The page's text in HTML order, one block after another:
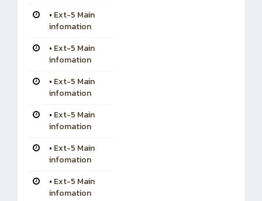
• Ext-5 Main
infomation
• Ext-5 Main
infomation
• Ext-5 Main
infomation
• Ext-5 Main
infomation
• Ext-5 Main
infomation
• Ext-5 Main
infomation